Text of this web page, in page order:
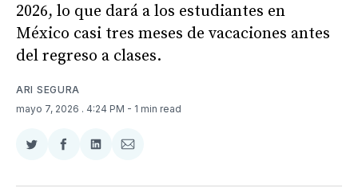
2026, lo que dará a los estudiantes en
México casi tres meses de vacaciones antes
del regreso a clases.
ARI SEGURA
mayo 7, 2026 . 4:24 PM - 1 min read
Compartir
Twitter
Compartir
Facebook
Compartir
LinkedIn
Compartir
Email